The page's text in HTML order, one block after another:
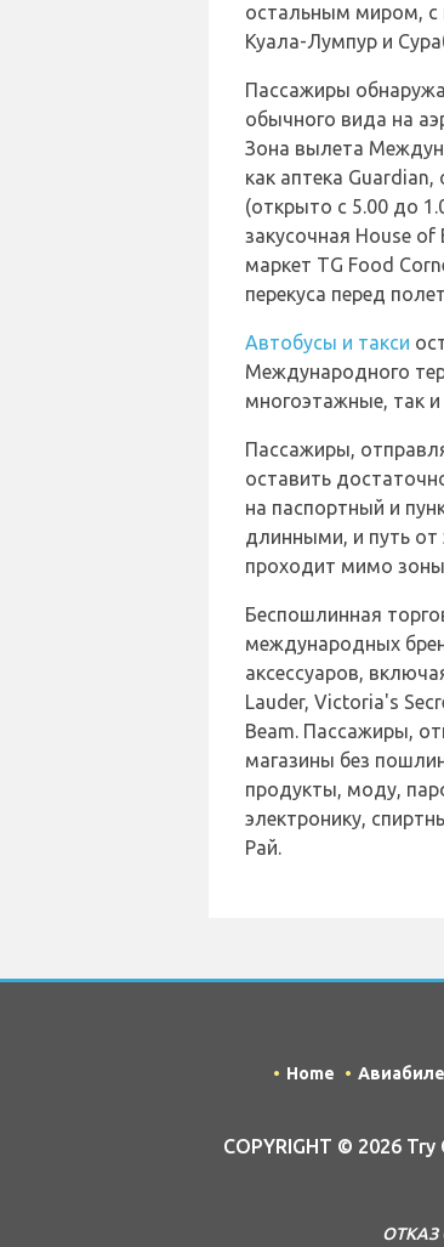
остальным миром, с
Куала-Лумпур и
Пассажиры
обычного видa на
Зона вылета
как аптека
(открыто с 5.00 до
закусочная House
маркет TG Food
перекуса перед
Автобусы и такси
Международного
многоэтажные, так
Пассажиры,
оставить
на паспортный и
длинными, и путь от
проходит мимо
Беспошлинная
международных
аксессуаров,
Lauder, Victoria's
Beam. Пассажиры,
магазины без
продукты, моду,
электронику,
Рай.
Home
COPYRIGHT © 2026
ОТКАЗ